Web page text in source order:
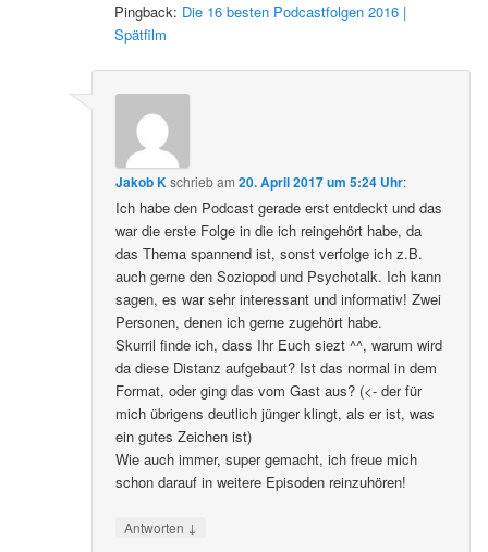
Pingback: Die 16 besten Podcastfolgen 2016 |
Spätfilm
Jakob Kschriebam20. April 2017 um 5:24 Uhr:
Ich habe den Podcast gerade erst entdeckt und das
war die erste Folge in die ich reingehört habe, da
das Thema spannend ist, sonst verfolge ich z.B.
auch gerne den Soziopod und Psychotalk. Ich kann
sagen, es war sehr interessant und informativ! Zwei
Personen, denen ich gerne zugehört habe.
Skurril finde ich, dass Ihr Euch siezt ^^, warum wird
da diese Distanz aufgebaut? Ist das normal in dem
Format, oder ging das vom Gast aus? (<- der für
mich übrigens deutlich jünger klingt, als er ist, was
ein gutes Zeichen ist)
Wie auch immer, super gemacht, ich freue mich
schon darauf in weitere Episoden reinzuhören!
Antworten ↓